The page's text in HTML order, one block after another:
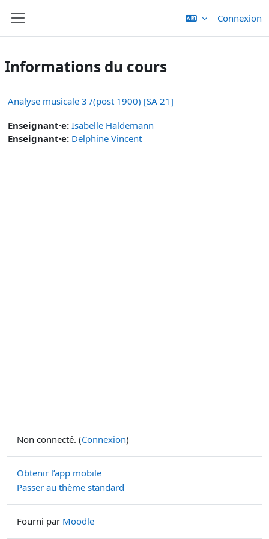
Connexion
Informations du cours
Analyse musicale 3 /(post 1900) [SA 21]
Enseignant·e: Isabelle Haldemann
Enseignant·e: Delphine Vincent
Non connecté. (Connexion)
Obtenir l’app mobile
Passer au thème standard
Fourni par Moodle